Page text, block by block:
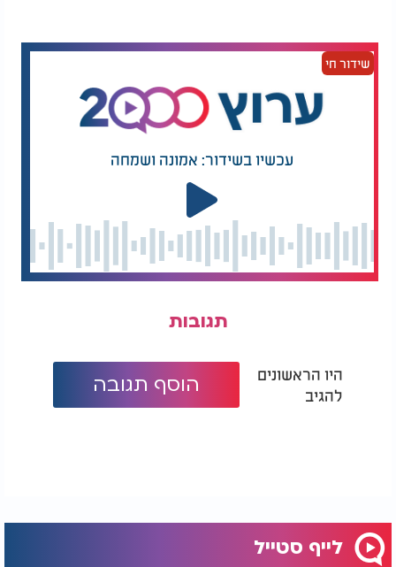
חתכו את המלפפון לפרוסות דקות מאוד - זה משחרר
יותר טעם. תוסיפו קוביות קרח, ואפילו עלה קטן של
נענע. שימו את זה בבקבוק שקוף, ותשאירו במקרר
ללילה. למחרת בבוקר - תתחילו את היום שלכם בלגימה
שקטה, מרעננת, ובריאה.
"זו לא רק כוס מים," כתבה אחת המגיבות, "זה רגע של
רוגע. וזה כל מה שהייתי צריכה הבוקר."
שידור חי
עכשיו בשידור: אמונה ושמחה
תגובות
היו הראשונים
להגיב
הוסף תגובה
לייף סטייל